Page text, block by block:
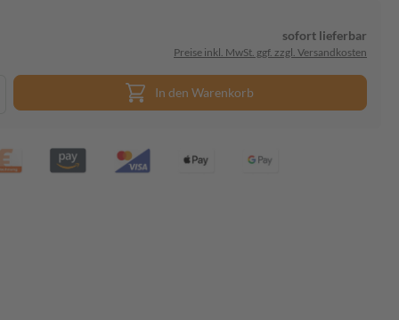
sofort lieferbar
Preise inkl. MwSt. ggf. zzgl. Versandkosten
In den Warenkorb